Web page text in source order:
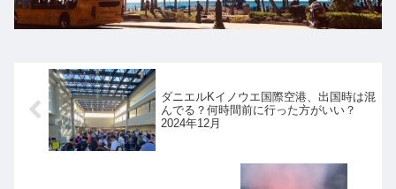
ダニエルKイノウエ国際空港、出国時は混
んでる？何時間前に行った方がいい？
2024年12月